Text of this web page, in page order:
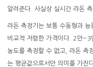
알려준다. 사실상 실시간 라돈
라돈 측정기는 보통 수동형과
비교적 저렴한 가격이다. 2만
농도를 측정할 수 없고, 라돈 측
는 평균값으로서만 의미를 가진